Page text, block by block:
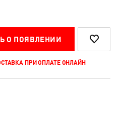
О ПОЯВЛЕНИИ
ПРИ ОПЛАТЕ ОНЛАЙН